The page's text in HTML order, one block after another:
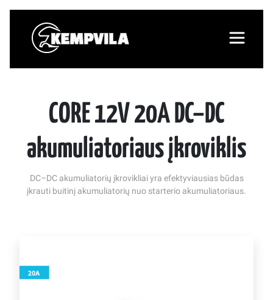
CORE 12V 20A DC–DC
akumuliatoriaus įkroviklis
DC–DC akumuliatorių įkrovikliai yra efektyviausias būdas
įkrauti buitinį akumuliatorių nuo starterio akumuliatoriaus.